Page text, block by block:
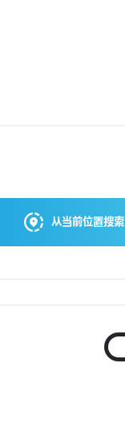
从当前位置搜索